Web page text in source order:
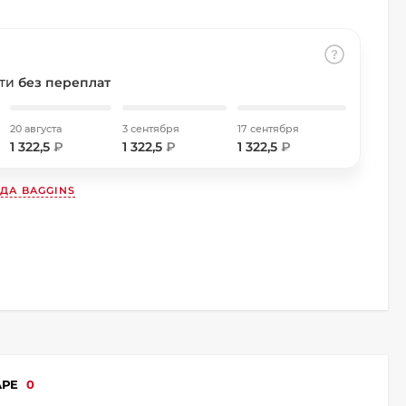
без переплат
20 августа
1 322,5₽
3 сентября
1 322,5 ₽
17 сентября
1 322,5 ₽
BAGGINS
0